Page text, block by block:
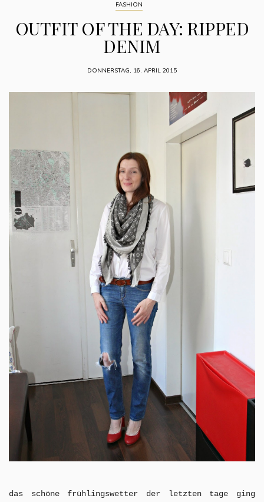
FASHION
OUTFIT OF THE DAY: RIPPED
DENIM
DONNERSTAG, 16. APRIL 2015
das schöne frühlingswetter der letzten tage ging